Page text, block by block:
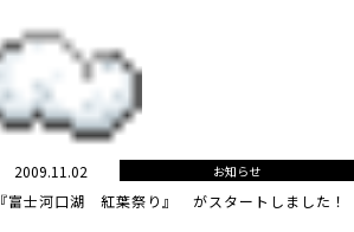
2009.11.02 お知らせ
『富士河口湖 紅葉祭り』 がスタートしました！